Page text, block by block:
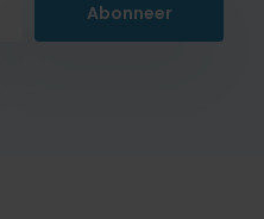
Abonneer